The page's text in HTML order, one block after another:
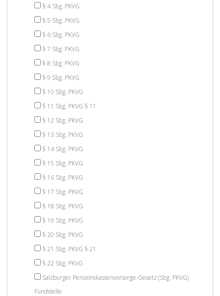
§ 4 Sbg. PKVG
§ 5 Sbg. PKVG
§ 6 Sbg. PKVG
§ 7 Sbg. PKVG
§ 8 Sbg. PKVG
§ 9 Sbg. PKVG
§ 10 Sbg. PKVG
§ 11 Sbg. PKVG § 11
§ 12 Sbg. PKVG
§ 13 Sbg. PKVG
§ 14 Sbg. PKVG
§ 15 Sbg. PKVG
§ 16 Sbg. PKVG
§ 17 Sbg. PKVG
§ 18 Sbg. PKVG
§ 19 Sbg. PKVG
§ 20 Sbg. PKVG
§ 21 Sbg. PKVG § 21
§ 22 Sbg. PKVG
Salzburger Pensionskassenvorsorge-Gesetz (Sbg. PKVG)
Fundstelle